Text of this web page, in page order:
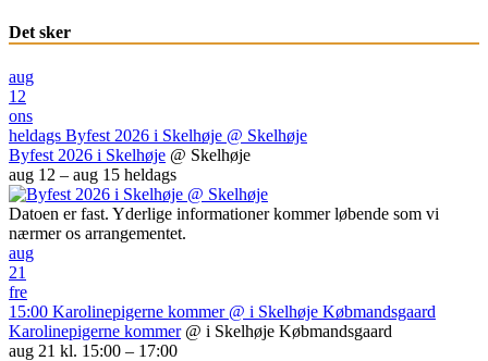
Det sker
aug
12
ons
heldags Byfest 2026 i Skelhøje @ Skelhøje
Byfest 2026 i Skelhøje @ Skelhøje
aug 12 – aug 15 heldags
Datoen er fast. Yderlige informationer kommer løbende som vi
nærmer os arrangementet.
aug
21
fre
15:00 Karolinepigerne kommer @ i Skelhøje Købmandsgaard
Karolinepigerne kommer @ i Skelhøje Købmandsgaard
aug 21 kl. 15:00 – 17:00